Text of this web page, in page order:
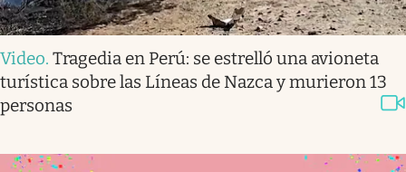
Video. Tragedia en Perú: se estrelló una avioneta
turística sobre las Líneas de Nazca y murieron 13
personas